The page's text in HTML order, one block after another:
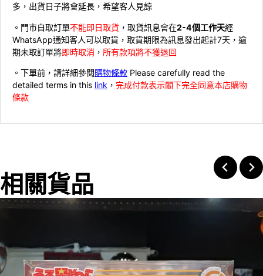
多，出貨日子將會延長，希望客人見諒
。門市自取訂單不能即日取貨 ，取貨訊息會在2-4個工作天經
WhatsApp通知客人可以取貨，取貨期限為訊息發出起計7天，逾
期未取訂單將即時取消 ， 所有款項將不獲退回
。下單前，請詳細參閱購物條款 Please carefully read the
detailed terms in this link ， 完成付款表示閣下完全同意本店購物
條款
相關貨品